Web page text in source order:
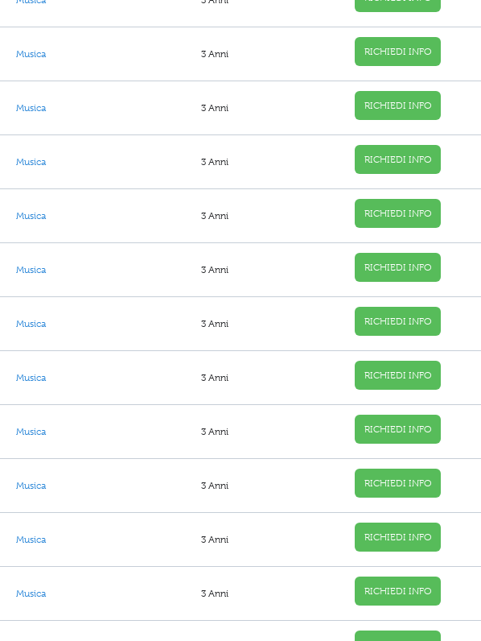
Musica 3 Anni RICHIEDI INFO
Musica 3 Anni RICHIEDI INFO
Musica 3 Anni RICHIEDI INFO
Musica 3 Anni RICHIEDI INFO
Musica 3 Anni RICHIEDI INFO
Musica 3 Anni RICHIEDI INFO
Musica 3 Anni RICHIEDI INFO
Musica 3 Anni RICHIEDI INFO
Musica 3 Anni RICHIEDI INFO
Musica 3 Anni RICHIEDI INFO
Musica 3 Anni RICHIEDI INFO